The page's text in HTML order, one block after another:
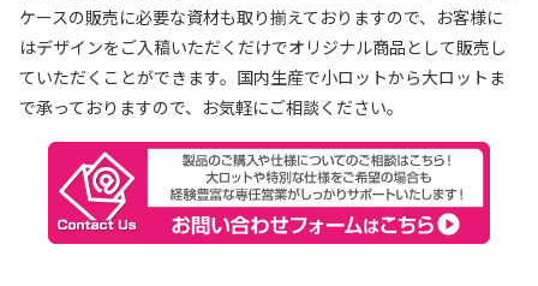
ケースの販売に必要な資材も取り揃えておりますので、お客様に
はデザインをご入稿いただくだけでオリジナル商品として販売し
ていただくことができます。国内生産で小ロットから大ロットま
で承っておりますので、お気軽にご相談ください。